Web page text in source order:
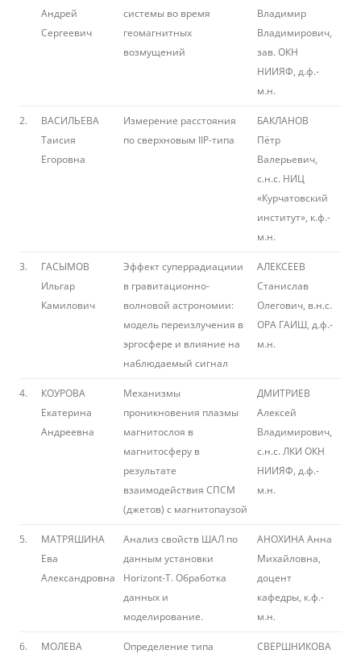
Андрей
Сергеевич
системы во время
геомагнитных
возмущений
Владимир
Владимирович,
зав. ОКН
НИИЯФ, д.ф.-
м.н.
2.
ВАСИЛЬЕВА
Таисия
Егоровна
Измерение расстояния
по сверхновым IIP-типа
БАКЛАНОВ
Пётр
Валерьевич,
с.н.с. НИЦ
«Курчатовский
институт», к.ф.-
м.н.
3.
ГАСЫМОВ
Ильгар
Камилович
Эффект суперрадиациии
в гравитационно-
волновой астрономии:
модель переизлучения в
эргосфере и влияние на
наблюдаемый сигнал
АЛЕКСЕЕВ
Станислав
Олегович, в.н.с.
ОРА ГАИШ, д.ф.-
м.н.
4.
КОУРОВА
Екатерина
Андреевна
Механизмы
проникновения плазмы
магнитослоя в
магнитосферу в
результате
взаимодействия СПСМ
(джетов) с магнитопаузой
ДМИТРИЕВ
Алексей
Владимирович,
с.н.с. ЛКИ ОКН
НИИЯФ, д.ф.-
м.н.
5.
МАТРЯШИНА
Ева
Александровна
Анализ свойств ШАЛ по
данным установки
Horizont-T. Обработка
данных и
моделирование.
АНОХИНА Анна
Михайловна,
доцент
кафедры, к.ф.-
м.н.
6.
МОЛЕВА
Определение типа
СВЕРШНИКОВА